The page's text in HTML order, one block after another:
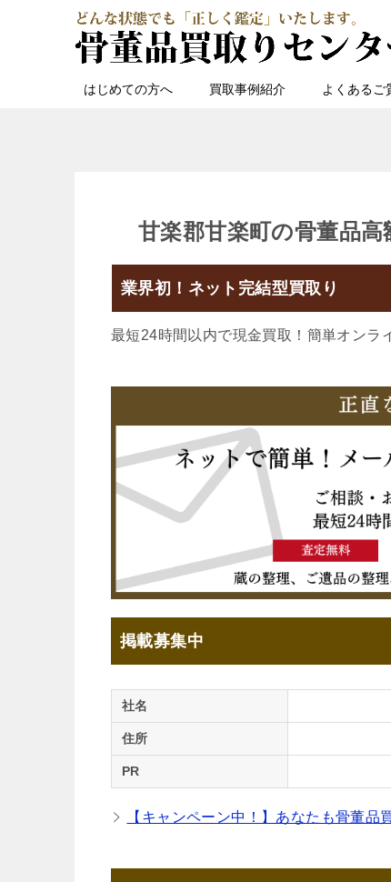
はじめての方へ 買取事例紹介 よくあるご
甘楽郡甘楽町の骨董品
業界初！ネット完結型買取り
最短24時間以内で現金買取！簡単オンラ
掲載募集中
社名
住所
PR
【キャンペーン中！】あなたも骨董